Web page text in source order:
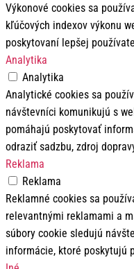
Výkonové cookies sa
kľúčových indexov výkonu
poskytovaní lepšej
Analytika
Analytika
Analytické cookies sa
návštevníci komunikujú s
pomáhajú poskytovať
odraziť sadzbu, zdroj
Reklama
Reklama
Reklamné cookies sa
relevantnými reklamami a
súbory cookie sledujú
informácie, ktoré poskytujú